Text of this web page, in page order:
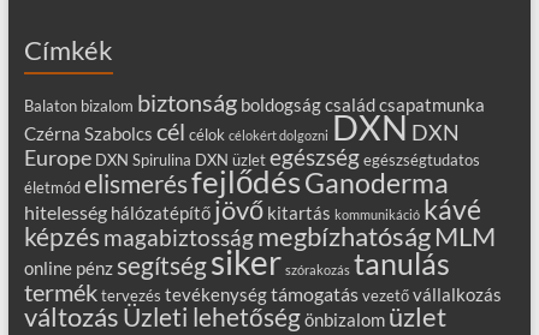
Címkék
Balaton bizalom biztonság boldogságcsaládcsapatmunka
Czérna Szabolcs cél célok célokért dolgozni DXNDXN
Europe DXN Spirulina DXN üzlet egészség egészségtudatos
életmód elismerésfejlődésGanoderma
hitelesség hálózatépítő jövő kitartás kommunikáció kávé
képzésmagabiztosságmegbízhatóság MLM
online pénz segítségsiker szórakozás tanulás
termék tervezés tevékenységtámogatás vezető vállalkozás
változás Üzleti lehetőségönbizalom üzlet